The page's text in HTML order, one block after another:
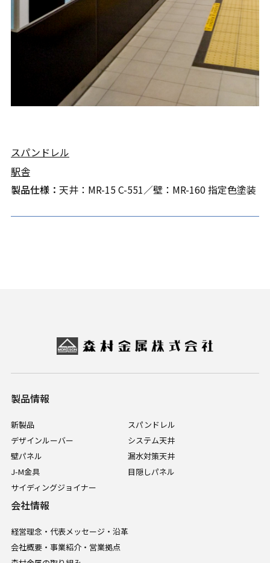
スパンドレル
駅舎
製品仕様： 天井：MR-15 C-551／壁：MR-160 指定色塗装
製品情報
新製品
スパンドレル
デザインルーバー
システム天井
壁パネル
漏水対策天井
J-M金具
目隠しパネル
サイディングジョイナー
会社情報
経営理念・代表メッセージ・沿革
会社概要・事業紹介・営業拠点